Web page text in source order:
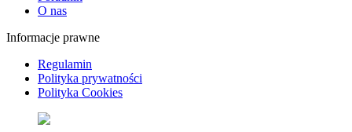
O nas
Informacje prawne
Regulamin
Polityka prywatności
Polityka Cookies